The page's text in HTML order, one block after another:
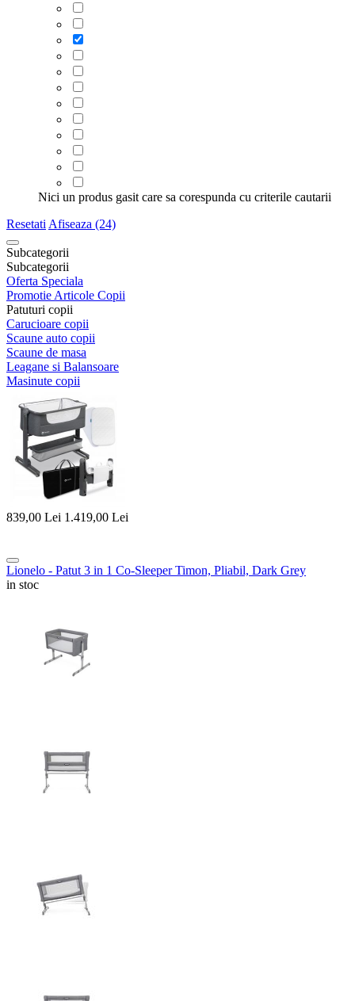
Nici un produs gasit care sa corespunda cu criterile cautarii
Resetati Afiseaza (24)
Subcategorii
Subcategorii
Oferta Speciala
Promotie Articole Copii
Patuturi copii
Carucioare copii
Scaune auto copii
Scaune de masa
Leagane si Balansoare
Masinute copii
839,00 Lei 1.419,00 Lei
Lionelo - Patut 3 in 1 Co-Sleeper Timon, Pliabil, Dark Grey
in stoc